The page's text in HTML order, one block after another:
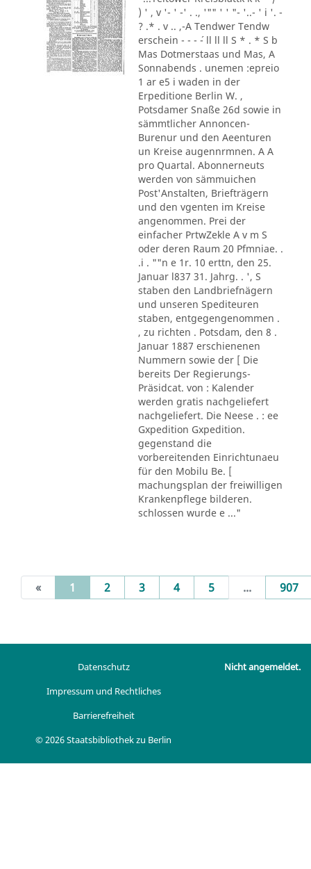
) ' , v '- ' -' . ., '"" ' ' "- '..- ' i '. -
? .* . v .. ,-A Tendwer Tendw
erschein - - - ´- ll ll ll S * . * S b
Mas Dotmerstaas und Mas, A
Sonnabends . unemen :epreio
1 ar e5 i waden in der
Erpeditione Berlin W. ,
Potsdamer Snaße 26d sowie in
sämmtlicher Annoncen-
Burenur und den Aeenturen
un Kreise augennrmnen. A A
pro Quartal. Abonnerneuts
werden von sämmuichen
Post'Anstalten, Briefträgern
und den vgenten im Kreise
angenommen. Prei der
einfacher PrtwZekle A v m S
oder deren Raum 20 Pfmniae. .
.i . ""n e 1r. 10 erttn, den 25.
Januar l837 31. Jahrg. . ', S
staben den Landbriefnägern
und unseren Spediteuren
staben, entgegengenommen .
, zu richten . Potsdam, den 8 .
Januar 1887 erschienenen
Nummern sowie der [ Die
bereits Der Regierungs-
Präsidcat. von : Kalender
werden gratis nachgeliefert
nachgeliefert. Die Neese . : ee
Gxpedition Gxpedition.
gegenstand die
vorbereitenden Einrichtunaeu
für den Mobilu Be. [
machungsplan der freiwilligen
Krankenpflege bilderen.
schlossen wurde e ..."
« 1 (current)
2 3 4 5 ... 907
Datenschutz
Impressum und Rechtliches
Barrierefreiheit
© 2026 Staatsbibliothek zu Berlin
Nicht angemeldet.